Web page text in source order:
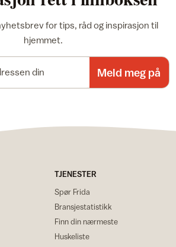
for tips, råd og inspirasjon til
hjemmet.
Meld meg på
TJENESTER
Spør Frida
Bransjestatistikk
Finn din nærmeste
Huskeliste